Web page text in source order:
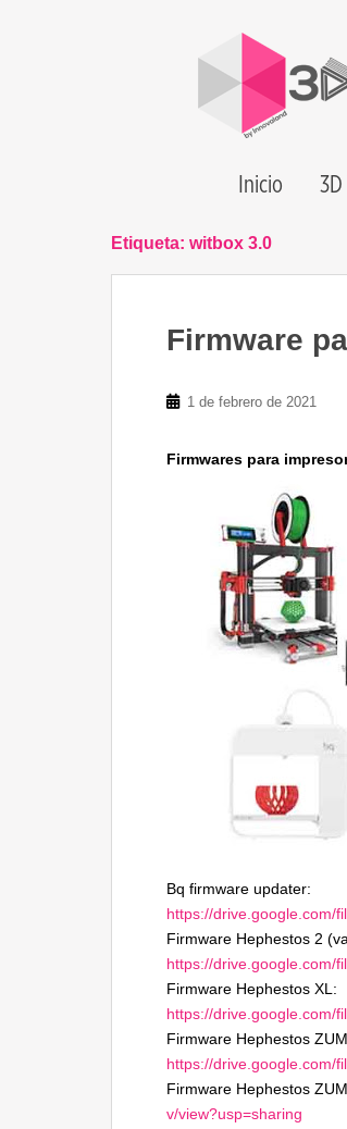
Inicio
Etiqueta: witbox 3.0
Firmware
1 de febrero de 2021
Firmwares para
Bq firmware updater:
https://drive.google.com/
Firmware Hephestos 2
https://drive.google.com/
Firmware Hephestos XL:
https://drive.google.com/
Firmware Hephestos
https://drive.google.com/
Firmware Hephestos
v/view?usp=sharing